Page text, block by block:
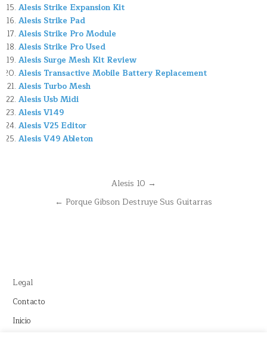
Alesis Strike Expansion Kit
Alesis Strike Pad
Alesis Strike Pro Module
Alesis Strike Pro Used
Alesis Surge Mesh Kit Review
Alesis Transactive Mobile Battery Replacement
Alesis Turbo Mesh
Alesis Usb Midi
Alesis V149
Alesis V25 Editor
Alesis V49 Ableton
Alesis 10 →
← Porque Gibson Destruye Sus Guitarras
Legal
Contacto
Inicio